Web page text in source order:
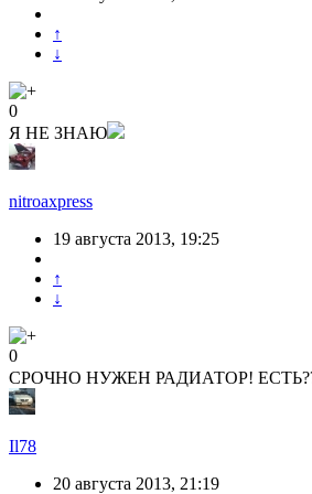
↑
↓
0
Я НЕ ЗНАЮ
nitroaxpress
19 августа 2013, 19:25
↑
↓
0
СРОЧНО НУЖЕН РАДИАТОР!
Il78
20 августа 2013, 21:19